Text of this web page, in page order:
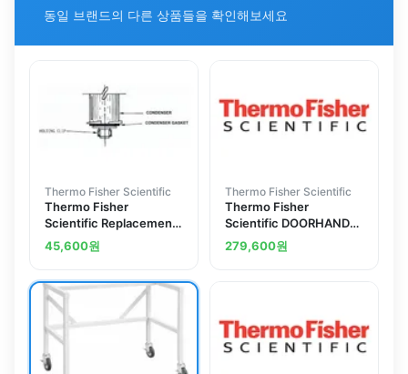
동일 브랜드의 다른 상품들을 확인해보세요
Thermo Fisher Scientific
Thermo Fisher
Scientific Replacement
Parts for Labconco
Goldfisch Fat Extraction
Condenser Gasket; For
Goldfisch Fat Extractor
45,600원
Thermo Fisher Scientific
Thermo Fisher
Scientific DOORHANDLE
CPL.W.OUT STAY BAR
279,600원